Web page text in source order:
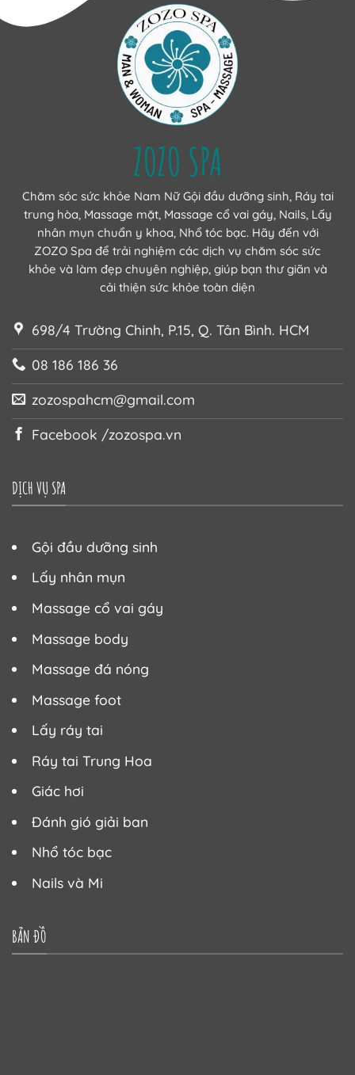
ZOZO SPA
Chăm sóc sức khỏe Nam Nữ Gội đầu dưỡng sinh, Ráy tai
trung hòa, Massage mặt, Massage cổ vai gáy, Nails, Lấy
nhân mụn chuẩn y khoa, Nhổ tóc bạc. Hãy đến với
ZOZO Spa để trải nghiệm các dịch vụ chăm sóc sức
khỏe và làm đẹp chuyên nghiệp, giúp bạn thư giãn và
cải thiện sức khỏe toàn diện
698/4 Trường Chinh, P.15, Q. Tân Bình. HCM
08 186 186 36
zozospahcm@gmail.com
Facebook /zozospa.vn
DỊCH VỤ SPA
Gội đầu dưỡng sinh
Lấy nhân mụn
Massage cổ vai gáy
Massage body
Massage đá nóng
Massage foot
Lấy ráy tai
Ráy tai Trung Hoa
Giác hơi
Đánh gió giải ban
Nhổ tóc bạc
Nails và Mi
BẢN ĐỒ